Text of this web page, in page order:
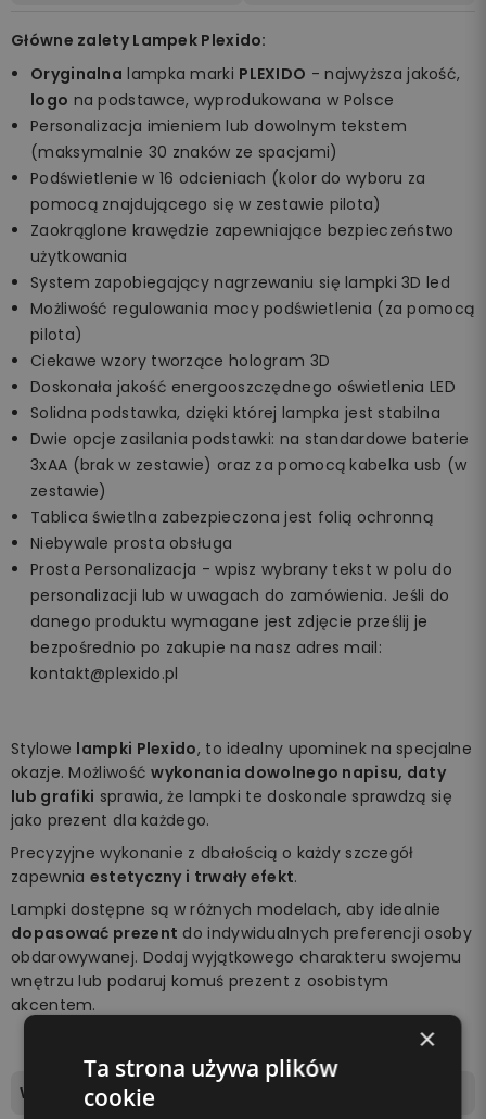
Główne zalety Lampek Plexido:
Oryginalna lampka marki PLEXIDO - najwyższa jakość,
logo na podstawce, wyprodukowana w Polsce
Personalizacja imieniem lub dowolnym tekstem
(maksymalnie 30 znaków ze spacjami)
Podświetlenie w 16 odcieniach (kolor do wyboru za
pomocą znajdującego się w zestawie pilota)
Zaokrąglone krawędzie zapewniające bezpieczeństwo
użytkowania
System zapobiegający nagrzewaniu się lampki 3D led
Możliwość regulowania mocy podświetlenia (za pomocą
pilota)
Ciekawe wzory tworzące hologram 3D
Doskonała jakość energooszczędnego oświetlenia LED
Solidna podstawka, dzięki której lampka jest stabilna
Dwie opcje zasilania podstawki: na standardowe baterie
3xAA (brak w zestawie) oraz za pomocą kabelka usb (w
zestawie)
Tablica świetlna zabezpieczona jest folią ochronną
Niebywale prosta obsługa
Prosta Personalizacja - wpisz wybrany tekst w polu do
personalizacji lub w uwagach do zamówienia. Jeśli do
danego produktu wymagane jest zdjęcie prześlij je
bezpośrednio po zakupie na nasz adres mail:
kontakt@plexido.pl
Stylowe lampki Plexido, to idealny upominek na specjalne
okazje. Możliwośćwykonania dowolnego napisu, daty
lub grafiki sprawia, że lampki te doskonale sprawdzą się
jako prezent dla każdego.
Precyzyjne wykonanie z dbałością o każdy szczegół
zapewnia estetyczny i trwały efekt.
Lampki dostępne są w różnych modelach, aby idealnie
dopasować prezent do indywidualnych preferencji osoby
obdarowywanej. Dodaj wyjątkowego charakteru swojemu
wnętrzu lub podaruj komuś prezent z osobistym
akcentem.
Wymiary tablicy świetlnej
×
Ta strona używa plików
cookie